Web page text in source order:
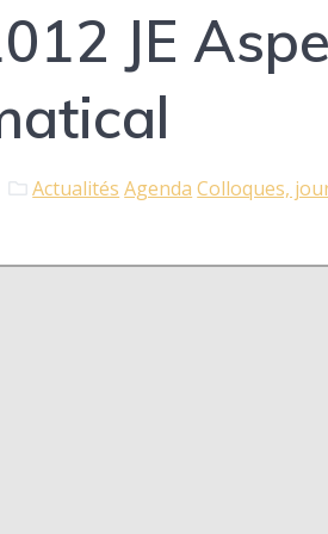
JE
Actualités Agenda Colloques,